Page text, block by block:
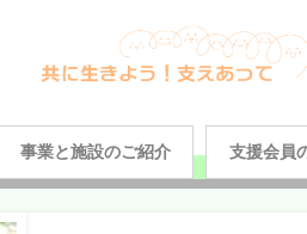
事業と施設のご紹介 支援会員